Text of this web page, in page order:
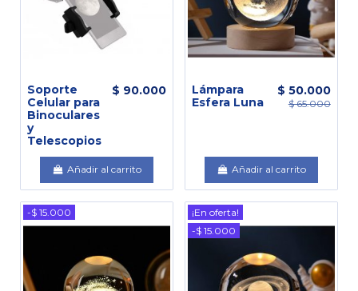
Soporte
Celular para
Binoculares
y
Telescopios
$ 90.000
Añadir al carrito
Lámpara
Esfera Luna
$ 50.000
$ 65.000
Añadir al carrito
-$ 15.000
¡En oferta!
-$ 15.000